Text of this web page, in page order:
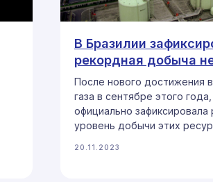
В Бразилии
рекордная добыча
После нового достижения
газа в сентябре этого
официально
уровень добычи этих
20.11.2023